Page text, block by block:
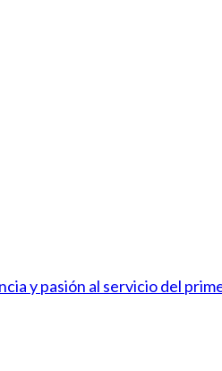
y pasión al servicio del